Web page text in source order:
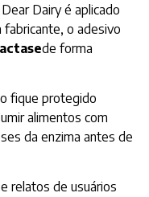
Dairy é aplicado
o adesivo
de forma
fique protegido
alimentos com
da enzima antes de
relatos de usuários